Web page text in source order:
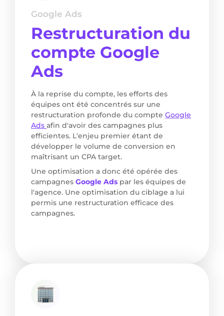
Google Ads
Restructuration du
compte Google
Ads
À la reprise du compte, les efforts des
équipes ont été concentrés sur une
restructuration profonde du compteGoogle
Adsafin d'avoir des campagnes plus
efficientes. L'enjeu premier étant de
développer le volume de conversion en
maîtrisant un CPA target.
Une optimisation a donc été opérée des
campagnesGoogle Ads par les équipes de
l'agence. Une optimisation du ciblage a lui
permis une restructuration efficace des
campagnes.